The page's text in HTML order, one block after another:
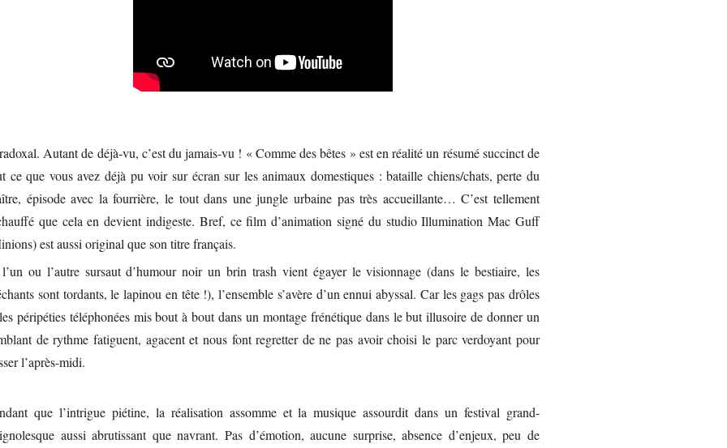
Autant de déjà-vu, c’est du jamais-vu ! « Comme des bêtes » est en réalité un résumé succinct de
ce que vous avez déjà pu voir sur écran sur les animaux domestiques : bataille chiens/chats, perte du
épisode avec la fourrière, le tout dans une jungle urbaine pas très accueillante… C’est tellement
que cela en devient indigeste. Bref, ce film d’animation signé du studio Illumination Mac Guff
est aussi original que son titre français.
ou l’autre sursaut d’humour noir un brin trash vient égayer le visionnage (dans le bestiaire, les
sont tordants, le lapinou en tête !), l’ensemble s’avère d’un ennui abyssal. Car les gags pas drôles
péripéties téléphonées mis bout à bout dans un montage frénétique dans le but illusoire de donner un
de rythme fatiguent, agacent et nous font regretter de ne pas avoir choisi le parc verdoyant pour
l’après-midi.
que l’intrigue piétine, la réalisation assomme et la musique assourdit dans un festival grand-
aussi abrutissant que navrant. Pas d’émotion, aucune surprise, absence d’enjeux, peu de